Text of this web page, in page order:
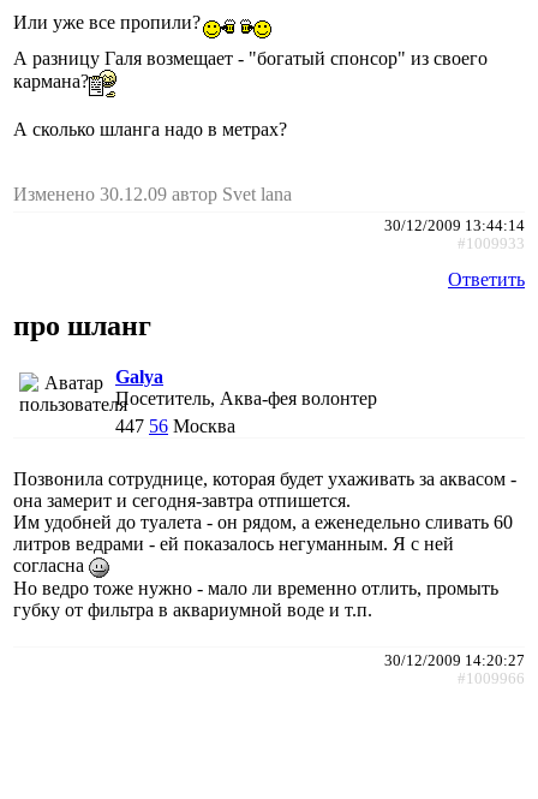
Или уже все пропили?
А разницу Галя возмещает - "богатый спонсор" из своего
кармана?
А сколько шланга надо в метрах?
Изменено 30.12.09 автор Svet lana
30/12/2009 13:44:14
#1009933
Ответить
про шланг
Galya
Посетитель, Аква-фея волонтер
447 56 Москва
Позвонила сотруднице, которая будет ухаживать за аквасом -
она замерит и сегодня-завтра отпишется.
Им удобней до туалета - он рядом, а еженедельно сливать 60
литров ведрами - ей показалось негуманным. Я с ней
согласна
Но ведро тоже нужно - мало ли временно отлить, промыть
губку от фильтра в аквариумной воде и т.п.
30/12/2009 14:20:27
#1009966